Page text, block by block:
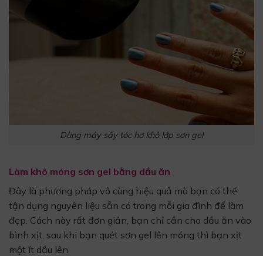
Dùng máy sấy tóc hơ khô lớp sơn gel
Làm khô móng sơn gel bằng dầu ăn
Đây là phương pháp vô cùng hiệu quả mà bạn có thể
tận dụng nguyên liệu sẵn có trong mỗi gia đình để làm
đẹp. Cách này rất đơn giản, bạn chỉ cần cho dầu ăn vào
bình xịt, sau khi bạn quét sơn gel lên móng thì bạn xịt
một ít dầu lên.